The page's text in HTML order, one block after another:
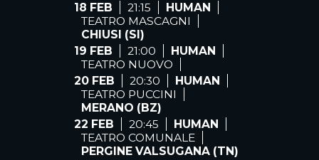
18 FEB
21:15
HUMAN
TEATRO MASCAGNI
CHIUSI (SI)
19 FEB
21:00
HUMAN
TEATRO NUOVO
20 FEB
20:30
HUMAN
TEATRO PUCCINI
MERANO (BZ)
22 FEB
20:45
HUMAN
TEATRO COMUNALE
PERGINE VALSUGANA (TN)